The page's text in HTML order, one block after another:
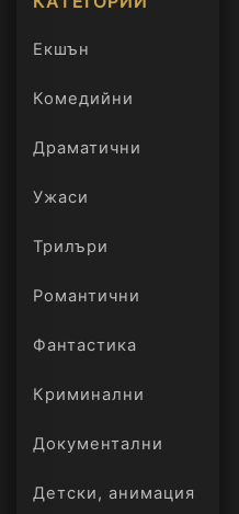
Екшън
Комедийни
Драматични
Ужаси
Трилъри
онлайн
Романтични
Фантастика
Криминални
Документални
Детски, анимация